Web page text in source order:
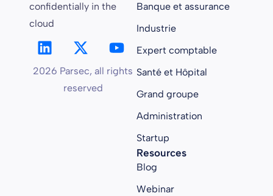
confidentially in the
cloud
2026 Parsec, all rights
reserved
Banque et assurance
Industrie
Expert comptable
Santé et Hôpital
Grand groupe
Administration
Startup
Resources
Blog
Webinar